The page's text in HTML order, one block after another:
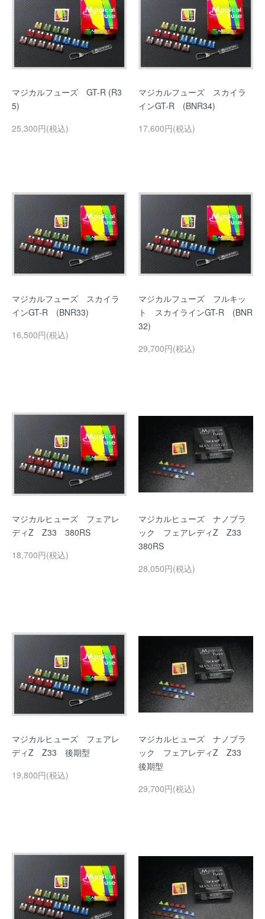
マジカルフューズ GT-R (R3
5)
25,300円(税込)
マジカルフューズ スカイラ
インGT-R (BNR34)
17,600円(税込)
マジカルフューズ スカイラ
インGT-R (BNR33)
16,500円(税込)
マジカルフューズ フルキッ
ト スカイラインGT-R (BNR
32)
29,700円(税込)
マジカルヒューズ フェアレ
ディZ Z33 380RS
18,700円(税込)
マジカルヒューズ ナノブラ
ック フェアレディZ Z33
380RS
28,050円(税込)
マジカルヒューズ フェアレ
ディZ Z33 後期型
19,800円(税込)
マジカルヒューズ ナノブラ
ック フェアレディZ Z33
後期型
29,700円(税込)